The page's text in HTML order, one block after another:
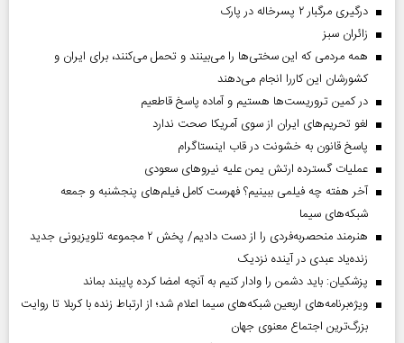
درگیری مرگبار ۲ پسرخاله در پارک
‌زائران سبز
همه مردمی که این سختی‌ها را می‌بینند و تحمل می‌کنند، برای ایران و
کشورشان این کاررا انجام می‌دهند
در کمین تروریست‌ها هستیم و آماده پاسخ قاطعیم
لغو تحریم‌های ایران از سوی آمریکا صحت ندارد
پاسخ قانون به خشونت در قاب اینستاگرام
عملیات گسترده ارتش یمن علیه نیروهای سعودی
آخر هفته چه فیلمی ببینیم؟ فهرست کامل فیلم‌های پنجشنبه و جمعه
شبکه‌های سیما
هنرمند منحصر‌به‌فردی را از دست دادیم/ پخش ۲ مجموعه تلویزیونی جدید
زنده‌یاد عبدی در آینده نزدیک
پزشکیان: باید دشمن را وادار کنیم به آنچه امضا کرده پایبند بماند
ویژه‌برنامه‌های اربعین شبکه‌های سیما اعلام شد؛ از ارتباط زنده با کربلا تا روایت
بزرگ‌ترین اجتماع معنوی جهان